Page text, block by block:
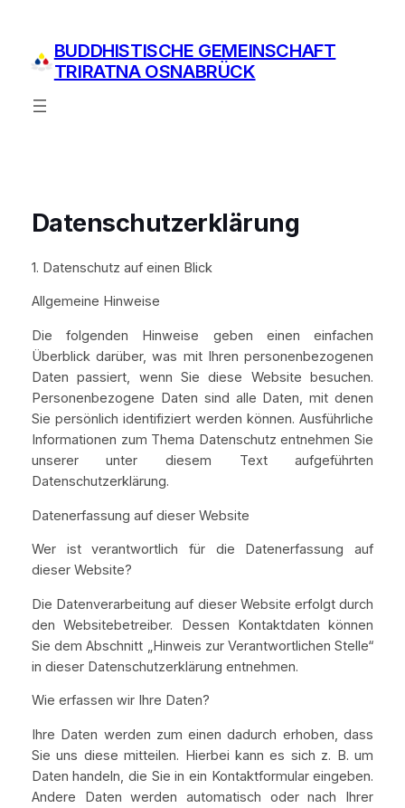
springenBUDDHISTISCHE GEMEINSCHAFT
TRIRATNA OSNABRÜCK
Datenschutzerklärung
1. Datenschutz auf einen Blick
Allgemeine Hinweise
Die folgenden Hinweise geben einen einfachen
Überblick darüber, was mit Ihren personenbezogenen
Daten passiert, wenn Sie diese Website besuchen.
Personenbezogene Daten sind alle Daten, mit denen
Sie persönlich identifiziert werden können. Ausführliche
Informationen zum Thema Datenschutz entnehmen Sie
unserer unter diesem Text aufgeführten
Datenschutzerklärung.
Datenerfassung auf dieser Website
Wer ist verantwortlich für die Datenerfassung auf
dieser Website?
Die Datenverarbeitung auf dieser Website erfolgt durch
den Websitebetreiber. Dessen Kontaktdaten können
Sie dem Abschnitt „Hinweis zur Verantwortlichen Stelle“
in dieser Datenschutzerklärung entnehmen.
Wie erfassen wir Ihre Daten?
Ihre Daten werden zum einen dadurch erhoben, dass
Sie uns diese mitteilen. Hierbei kann es sich z. B. um
Daten handeln, die Sie in ein Kontaktformular eingeben.
Andere Daten werden automatisch oder nach Ihrer